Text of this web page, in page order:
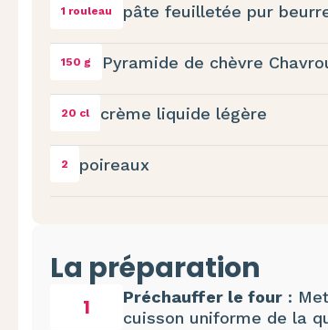
1 rouleau pâte feuilletée pur
150 g Pyramide de chèvre
20 cl crème liquide légère
2 poireaux
La préparation
1 Préchauffer le four :
cuisson uniforme de la